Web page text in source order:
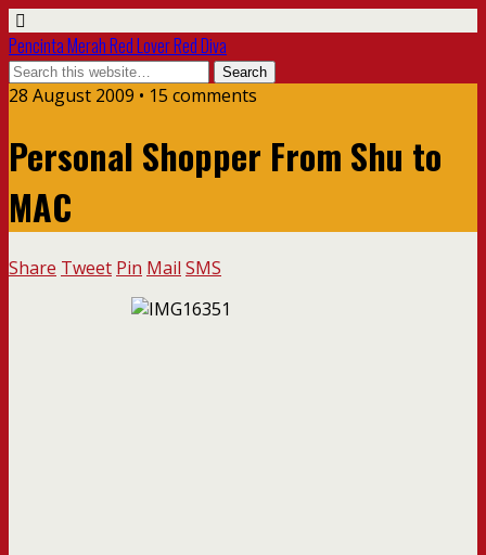
Pencinta Merah Red Lover Red Diva
28 August 2009 • 15 comments
Personal Shopper From Shu to
MAC
Share Tweet Pin Mail SMS